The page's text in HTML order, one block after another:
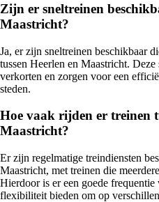
Zijn er sneltreinen
Maastricht?
Ja, er zijn sneltreinen beschikbaar
tussen Heerlen en Maastricht.
verkorten en zorgen voor een
steden.
Hoe vaak rijden er treinen
Maastricht?
Er zijn regelmatige treindiensten
Maastricht, met treinen die
Hierdoor is er een goede
flexibiliteit bieden om op